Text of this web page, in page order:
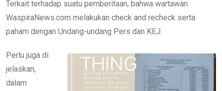
Terkait terhadap suatu pemberitaan, bahwa wartawan
WaspiraNews.com melakukan check and recheck serta
paham dengan Undang-undang Pers dan KEJ.
Perlu juga di
jelaskan,
dalam